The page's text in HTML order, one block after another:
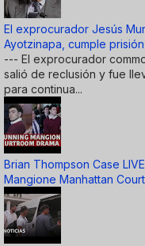
El exprocurador Jesús
Ayotzinapa, cumple
--- El exprocurador
salió de reclusión y fue
para continua...
Brian Thompson Case
Mangione Manhattan Court